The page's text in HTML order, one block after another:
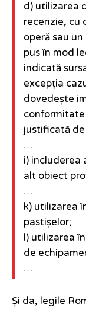
d) utilizarea
recenzie, cu
operă sau
pus în mod
indicată
excepția
dovedește
conformitate
justificată
…
i) includerea
alt obiect
…
k) utilizarea
pastișelor;
l) utilizarea
de
…
Și da, legile